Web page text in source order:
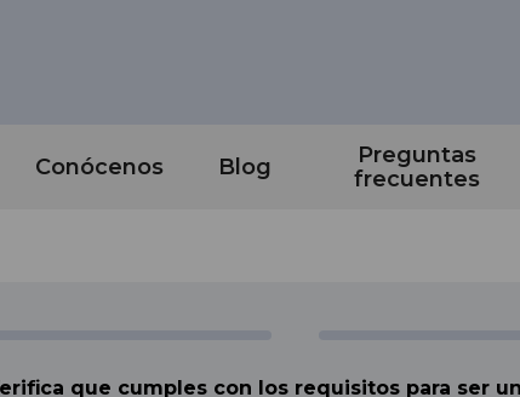
Conócenos Blog
Preguntas
frecuentes
que cumples con los requisitos para ser